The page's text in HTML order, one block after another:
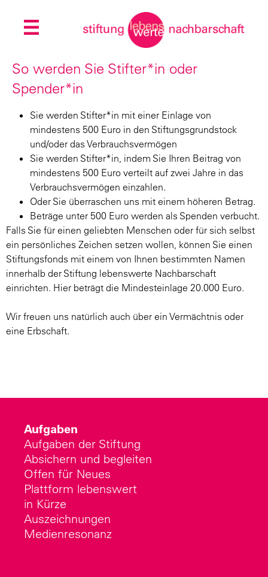
So werden Sie Stifter*in oder
Spender*in
Sie werden Stifter*in mit einer Einlage von
mindestens 500 Euro in den Stiftungsgrundstock
und/oder das Verbrauchsvermögen
Sie werden Stifter*in, indem Sie Ihren Beitrag von
mindestens 500 Euro verteilt auf zwei Jahre in das
Verbrauchsvermögen einzahlen.
Oder Sie überraschen uns mit einem höheren Betrag.
Beträge unter 500 Euro werden als Spenden verbucht.
Falls Sie für einen geliebten Menschen oder für sich selbst
ein persönliches Zeichen setzen wollen, können Sie einen
Stiftungsfonds mit einem von Ihnen bestimmten Namen
innerhalb der Stiftung lebenswerte Nachbarschaft
einrichten. Hier beträgt die Mindesteinlage 20.000 Euro.
Wir freuen uns natürlich auch über ein Vermächtnis oder
eine Erbschaft.
Aufgaben
Aufgaben der Stiftung
Absichern und begleiten
Offen für Neues
Plattform lebenswert
in Kürze
Auszeichnungen
Medienresonanz